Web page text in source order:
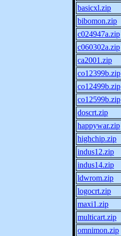
basicxl.zip
bibomon.zip
c024947a.zip
c060302a.zip
ca2001.zip
co12399b.zip
co12499b.zip
co12599b.zip
doscrt.zip
happywar.zip
highchip.zip
indus12.zip
indus14.zip
ldwrom.zip
logocrt.zip
maxi1.zip
multicart.zip
omnimon.zip